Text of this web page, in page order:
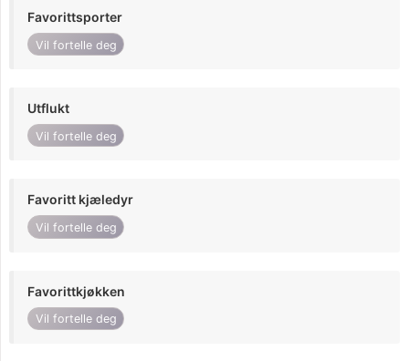
Favorittsporter
Vil fortelle deg
Utflukt
Vil fortelle deg
Favoritt kjæledyr
Vil fortelle deg
Favorittkjøkken
Vil fortelle deg